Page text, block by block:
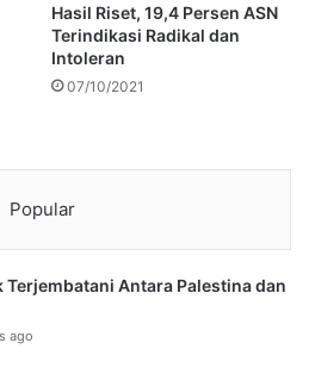
Hasil Riset, 19,4 Persen ASN
Terindikasi Radikal dan
Intoleran
07/10/2021
Popular
Terjembatani Antara Palestina dan
ago